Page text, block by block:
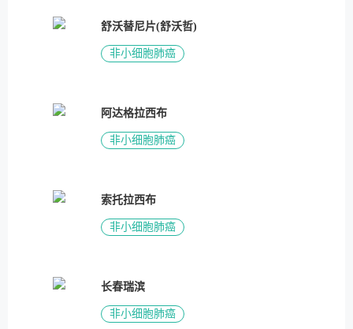
舒沃替尼片(舒沃哲)
非小细胞肺癌
阿达格拉西布
非小细胞肺癌
索托拉西布
非小细胞肺癌
长春瑞滨
非小细胞肺癌